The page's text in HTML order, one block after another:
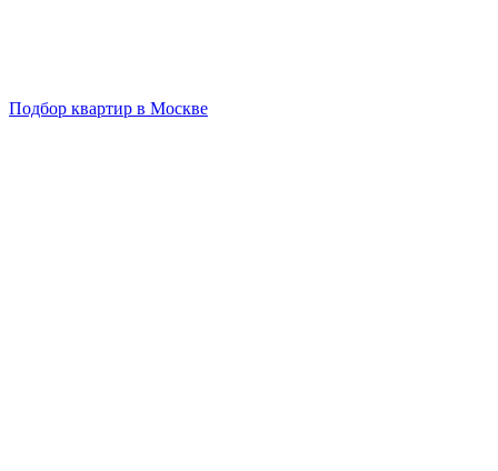
Подбор квартир в Москве